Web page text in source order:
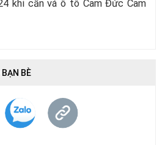
khi cần vá ô tô Cam Đức Cam
BÈ